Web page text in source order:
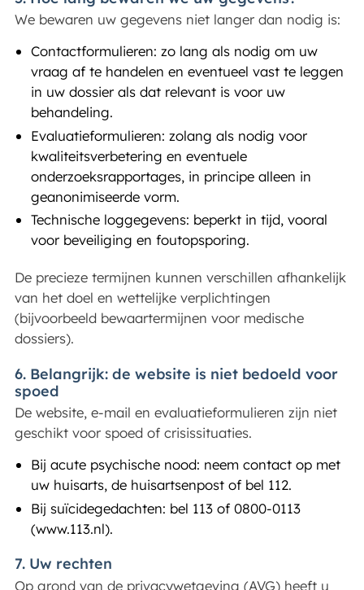
We bewaren uw gegevens niet langer dan nodig is:
Contactformulieren: zo lang als nodig om uw
vraag af te handelen en eventueel vast te leggen
in uw dossier als dat relevant is voor uw
behandeling.
Evaluatieformulieren: zolang als nodig voor
kwaliteitsverbetering en eventuele
onderzoeksrapportages, in principe alleen in
geanonimiseerde vorm.
Technische loggegevens: beperkt in tijd, vooral
voor beveiliging en foutopsporing.
De precieze termijnen kunnen verschillen afhankelijk
van het doel en wettelijke verplichtingen
(bijvoorbeeld bewaartermijnen voor medische
dossiers).
6. Belangrijk: de website is niet bedoeld voor
spoed
De website, e-mail en evaluatieformulieren zijn niet
geschikt voor spoed of crisissituaties.
Bij acute psychische nood: neem contact op met
uw huisarts, de huisartsenpost of bel 112.
Bij suïcidegedachten: bel 113 of 0800-0113
(www.113.nl).
7. Uw rechten
Op grond van de privacywetgeving (AVG) heeft u